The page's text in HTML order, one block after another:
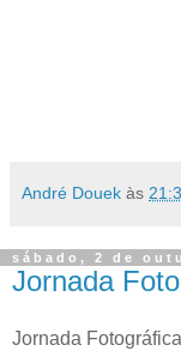
André Douek às
sábado, 2 de
Jornada
Jornada